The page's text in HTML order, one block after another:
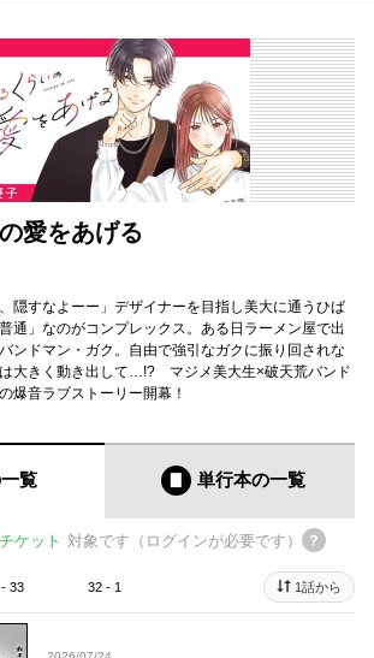
愛をあげる
隠すなよーー」デザイナーを目指し美大に通うひば
通」なのがコンプレックス。ある日ラーメン屋で出
ンドマン・ガク。自由で強引なガクに振り回されな
大きく動き出して…!? マジメ美大生×破天荒バンド
爆音ラブストーリー開幕！
覧 単行本の一覧
ケット 対象です（ログインが必要です）
33 32 - 1 1話から